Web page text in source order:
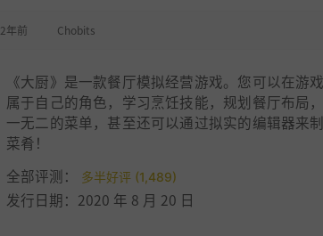
2年前 Chobits
《大厨》是一款餐厅模拟经营游戏。您可以在游
属于自己的角色，学习烹饪技能，规划餐厅布局
一无二的菜单，甚至还可以通过拟实的编辑器来
菜肴！
全部评测：
多半好评 (1,489)
发行日期：2020 年 8 月 20 日